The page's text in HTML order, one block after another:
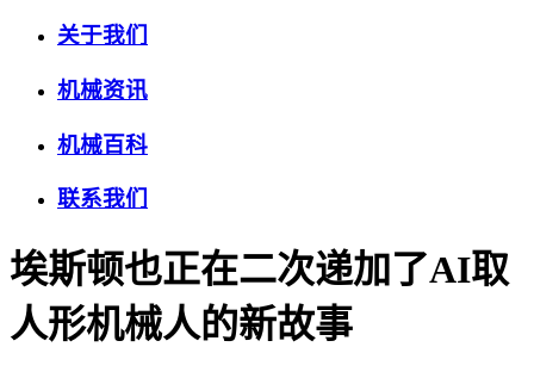
关于我们
机械资讯
机械百科
联系我们
埃斯顿也正在二次递加了AI取
人形机械人的新故事